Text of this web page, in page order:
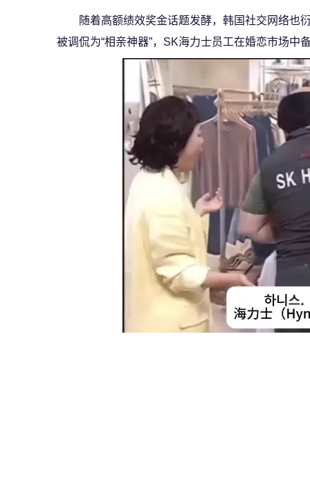
随着高额绩效奖金话题发酵，韩国社交网络也
被调侃为“相亲神器”，SK海力士员工在婚恋市场中